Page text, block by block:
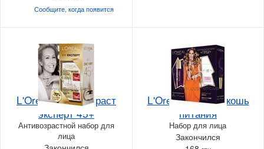
Сообщите, когдапоявится
L'Oreal Paris Возраст
эксперт 45+
Антивозрастной набор для
лица
L'Oreal Paris Роскошь
питания
Набор для лица
Закончился